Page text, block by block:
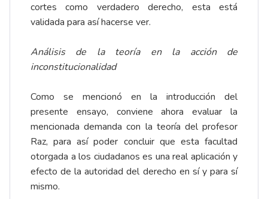
cortes como verdadero derecho, esta está
validada para así hacerse ver.
Análisis de la teoría en la acción de
inconstitucionalidad
Como se mencionó en la introducción del
presente ensayo, conviene ahora evaluar la
mencionada demanda con la teoría del profesor
Raz, para así poder concluir que esta facultad
otorgada a los ciudadanos es una real aplicación y
efecto de la autoridad del derecho en sí y para sí
mismo.